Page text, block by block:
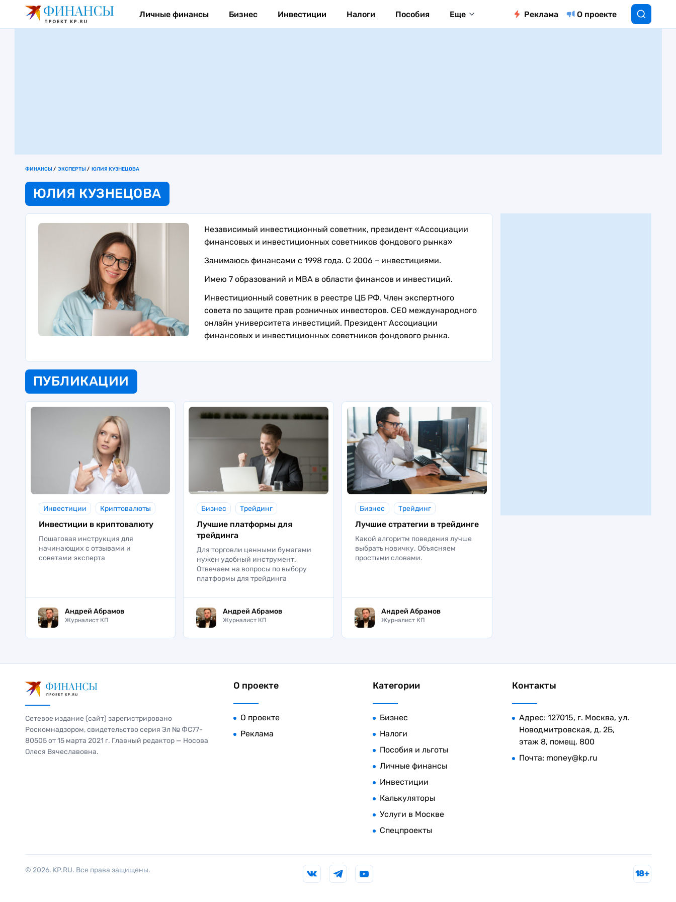
Личные финансы Бизнес Инвестиции Налоги Пособия Еще Реклама О проекте
ФИНАНСЫ ЭКСПЕРТЫ ЮЛИЯ КУЗНЕЦОВА
ЮЛИЯ КУЗНЕЦОВА
Независимый инвестиционный советник, президент «Ассоциации
финансовых и инвестиционных советников фондового рынка»
Занимаюсь финансами с 1998 года. С 2006 – инвестициями.
Имею 7 образований и MBA в области финансов и инвестиций.
Инвестиционный советник в реестре ЦБ РФ. Член экспертного
совета по защите прав розничных инвесторов. CEO международного
онлайн университета инвестиций. Президент Ассоциации
финансовых и инвестиционных советников фондового рынка.
ПУБЛИКАЦИИ
Инвестиции Криптовалюты
Инвестиции в криптовалюту
Пошаговая инструкция для
начинающих с отзывами и
советами эксперта
Андрей Абрамов
Журналист КП
Бизнес Трейдинг
Лучшие платформы для
трейдинга
Для торговли ценными бумагами
нужен удобный инструмент.
Отвечаем на вопросы по выбору
платформы для трейдинга
Андрей Абрамов
Журналист КП
Бизнес Трейдинг
Лучшие стратегии в трейдинге
Какой алгоритм поведения лучше
выбрать новичку. Объясняем
простыми словами.
Андрей Абрамов
Журналист КП
Сетевое издание (сайт) зарегистрировано
Роскомнадзором, свидетельство серия Эл № ФС77-
80505 от 15 марта 2021 г. Главный редактор — Носова
Олеся Вячеславовна.
О проекте
О проекте
Реклама
Категории
Бизнес
Налоги
Пособия и льготы
Личные финансы
Инвестиции
Калькуляторы
Услуги в Москве
Спецпроекты
Контакты
Адрес: 127015, г. Москва, ул.
Новодмитровская, д. 2Б,
этаж 8, помещ. 800
Почта: money@kp.ru
© 2026. KP.RU. Все права защищены. 18+